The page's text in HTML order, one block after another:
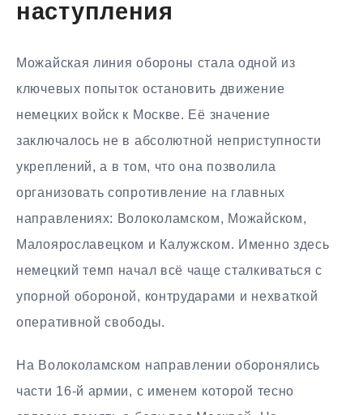
наступления
Можайская линия обороны стала одной из
ключевых попыток остановить движение
немецких войск к Москве. Её значение
заключалось не в абсолютной неприступности
укреплений, а в том, что она позволила
организовать сопротивление на главных
направлениях: Волоколамском, Можайском,
Малоярославецком и Калужском. Именно здесь
немецкий темп начал всё чаще сталкиваться с
упорной обороной, контрударами и нехваткой
оперативной свободы.
На Волоколамском направлении оборонялись
части 16-й армии, с именем которой тесно